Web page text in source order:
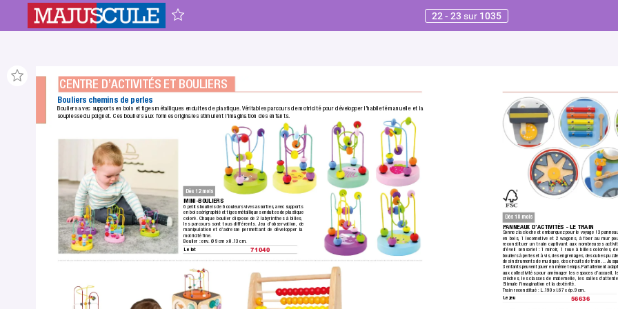
22 - 23 sur 1035
CENTRE D’ACTIVITÉS ET BOULIERS
Bouliers chemins de perles
Bouliers avec supports en bois et tiges métalliques enduites de plastique. Véritables parcours de motricité pour développer l’habileté manuelle et la
souplesse du poignet. Ces bouliers aux formes originales stimulent l’imagination des enfants.
Le lot 71040
MINI-BOULIERS
6 petits bouliers de 6 couleurs vives assorties, avec supports
en bois sérigraphié et tiges métalliques enduites de plastique
coloré.
Chaque boulier dispose de 2 labyrinthes à billes,
les parcours sont tous différents. Jeu d’observation, de
manipulation et d’adresse permettant de développer la
motricité ﬁne.
Boulier : env. Ø 9 cm x H.13 cm.
Dès 12 mois
PANNEAUX D’ACTIVITÉS - LE TRAIN
Sonnez la cloche et embarquez pour le voyage ! 3
en bois, 1 locomotive et 2 wagons, à fixer au mur
reconstituer un train captivant aux nombreuses
d’éveil sensoriel : 1 miroir, 1 roue à billes colorées,
bouliers à perles et à vis, des engrenages, des cubes
des instruments de musique, des circuits de train…
3 enfants peuvent jouer en même temps. Parfaitement
aux collectivités pour aménager les espaces d’accueil,
crèches,
les classes de maternelle, les salles
Stimule l’imagination et la dextérité.
Train reconstitué : L.190 x l.67 x ép.9 cm.
Le jeu 56636
Dès 18 mois